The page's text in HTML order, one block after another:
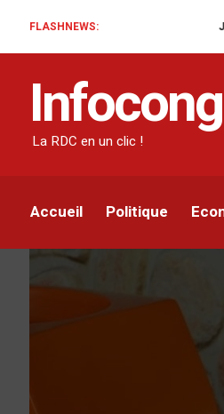
FLASHNEWS: Jean-Noël
La RDC en un clic !
Accueil Politique
RDC :
avenir dans